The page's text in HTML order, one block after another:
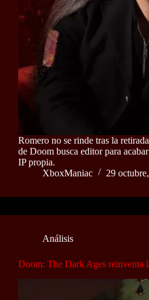
Romero no se rinde tras la
de Doom busca editor para
IP propia.
XboxManiac
29
Análisis
Doom: The Dark Ages reinventa